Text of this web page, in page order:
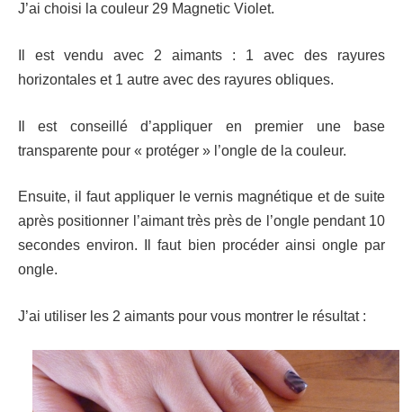
J’ai choisi la couleur 29 Magnetic Violet.
Il est vendu avec 2 aimants : 1 avec des rayures
horizontales et 1 autre avec des rayures obliques.
Il est conseillé d’appliquer en premier une base
transparente pour « protéger » l’ongle de la couleur.
Ensuite, il faut appliquer le vernis magnétique et de suite
après positionner l’aimant très près de l’ongle pendant 10
secondes environ. Il faut bien procéder ainsi ongle par
ongle.
J’ai utiliser les 2 aimants pour vous montrer le résultat :